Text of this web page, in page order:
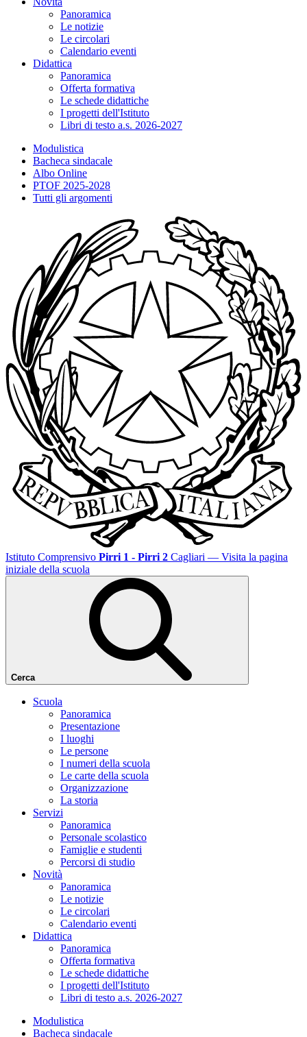
Panoramica
Le notizie
Le circolari
Calendario eventi
Didattica
Panoramica
Offerta formativa
Le schede didattiche
I progetti dell'Istituto
Libri di testo a.s. 2026-2027
Modulistica
Bacheca sindacale
Albo Online
PTOF 2025-2028
Tutti gli argomenti
Istituto Comprensivo Pirri 1 - Pirri 2 Cagliari — Visita la pagina
iniziale della scuola
Cerca
Scuola
Panoramica
Presentazione
I luoghi
Le persone
I numeri della scuola
Le carte della scuola
Organizzazione
La storia
Servizi
Panoramica
Personale scolastico
Famiglie e studenti
Percorsi di studio
Novità
Panoramica
Le notizie
Le circolari
Calendario eventi
Didattica
Panoramica
Offerta formativa
Le schede didattiche
I progetti dell'Istituto
Libri di testo a.s. 2026-2027
Modulistica
Bacheca sindacale